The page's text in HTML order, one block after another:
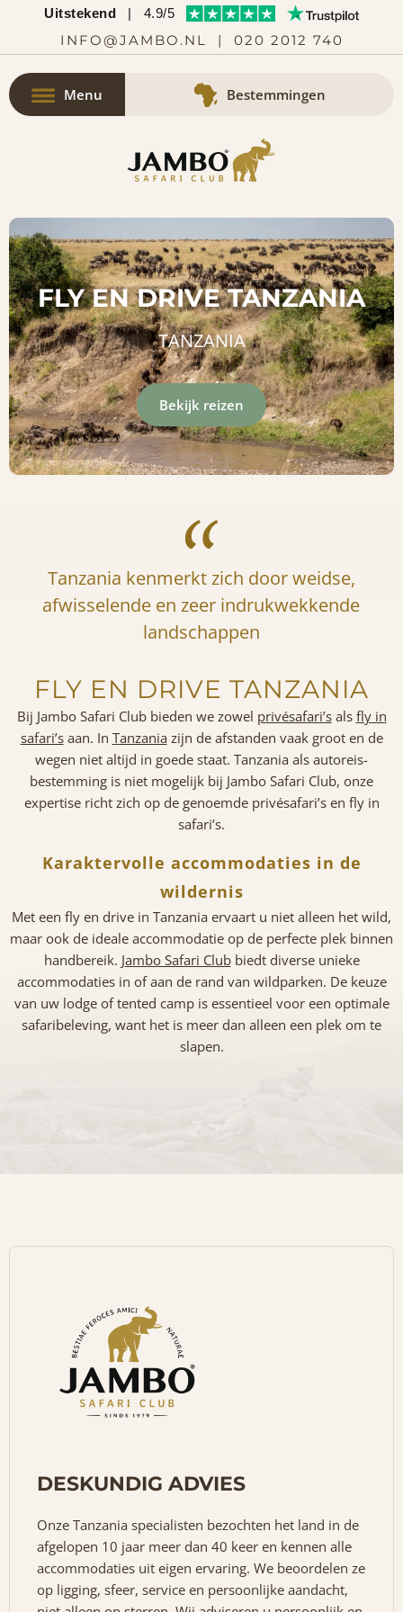
Uitstekend | 4.9/5
INFO@JAMBO.NL | 020 2012 740
Menu Bestemmingen
FLY EN DRIVE TANZANIA
TANZANIA
Bekijk reizen
Tanzania kenmerkt zich door weidse,
afwisselende en zeer indrukwekkende
landschappen
FLY EN DRIVE TANZANIA
Bij Jambo Safari Club bieden we zowel privésafari’sals fly in
safari’saan. In Tanzania zijn de afstanden vaak groot en de
wegen niet altijd in goede staat. Tanzania als autoreis-
bestemming is niet mogelijk bij Jambo Safari Club, onze
expertise richt zich op de genoemde privésafari’s en fly in
safari’s.
Karaktervolle accommodaties in de
wildernis
Met een fly en drive in Tanzania ervaart u niet alleen het wild,
maar ook de ideale accommodatie op de perfecte plek binnen
handbereik. Jambo Safari Clubbiedt diverse unieke
accommodaties in of aan de rand van wildparken. De keuze
van uw lodge of tented camp is essentieel voor een optimale
safaribeleving, want het is meer dan alleen een plek om te
slapen.
DESKUNDIG ADVIES
Onze Tanzania specialisten bezochten het land in de
afgelopen 10 jaar meer dan 40 keer en kennen alle
accommodaties uit eigen ervaring. We beoordelen ze
op ligging, sfeer, service en persoonlijke aandacht,